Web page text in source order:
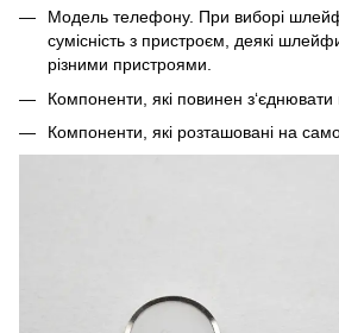
Модель телефону. При виборі
сумісність з пристроєм, деякі шлейфи
різними пристроями.
Компоненти, які повинен
Компоненти, які розташовані на